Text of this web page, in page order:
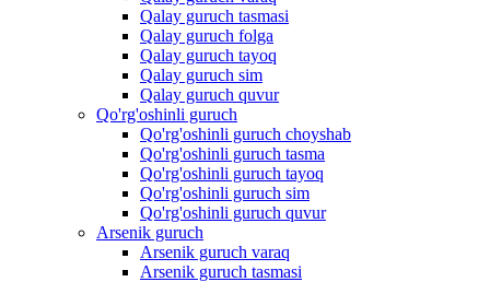
Qalay guruch tasmasi
Qalay guruch folga
Qalay guruch tayoq
Qalay guruch sim
Qalay guruch quvur
Qo'rg'oshinli guruch
Qo'rg'oshinli guruch choyshab
Qo'rg'oshinli guruch tasma
Qo'rg'oshinli guruch tayoq
Qo'rg'oshinli guruch sim
Qo'rg'oshinli guruch quvur
Arsenik guruch
Arsenik guruch varaq
Arsenik guruch tasmasi